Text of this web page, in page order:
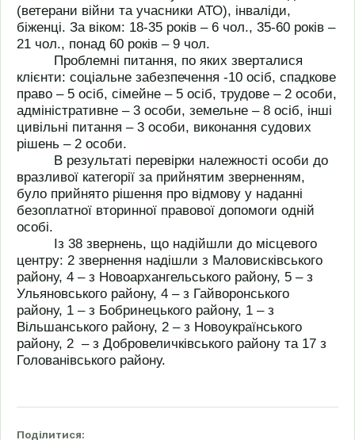
(ветерани війни та учасники АТО), інваліди,
біженці. За віком: 18-35 років – 6 чол., 35-60 років –
21 чол., понад 60 років – 9 чол.
Проблемні питання, по яких зверталися
клієнти: соціальне забезпечення -10 осіб, спадкове
право – 5 осіб, сімейне – 5 осіб, трудове – 2 особи,
адміністративне – 3 особи, земельне – 8 осіб, інші
цивільні питання – 3 особи, виконання судових
рішень – 2 особи.
В результаті перевірки належності особи до
вразливої категорії за прийнятим зверненням,
було прийнято рішення про відмову у наданні
безоплатної вторинної правової допомоги одній
особі.
Із 38 звернень, що надійшли до місцевого
центру: 2 звернення надішли з Маловисківського
району, 4 – з Новоархангельського району, 5 – з
Ульяновського району, 4 – з Гайворонського
району, 1 – з Бобринецького району, 1 – з
Вільшанського району, 2 – з Новоукраїнського
району, 2 – з Добровеличківського району та 17 з
Голованівського району.
Поділитися: